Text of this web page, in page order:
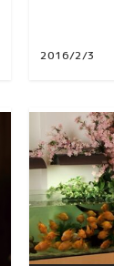
2016/2/3